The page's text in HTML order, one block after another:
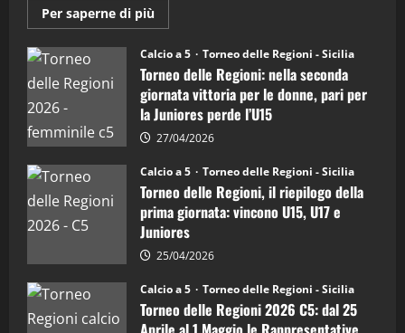
4
(Martedi 14 Aprile 2026)
5
"SportEmpire" in Podcast
“SportEmpire” in Podcast: 26^ Puntata
(Martedi 07 Aprile 2026)
Per saperne di più
informazioni
Torneo
delle
Regioni
di
calcio
a
5:
la
Juniores
è
vicecampione
d’Italia
Calcio a 5 Torneo delle Regioni - Sicilia
Torneo delle Regioni: nella seconda
giornata vittoria per le donne, pari per
la Juniores perde l’U15
27/04/2026
Calcio a 5 Torneo delle Regioni - Sicilia
Torneo delle Regioni, il riepilogo della
prima giornata: vincono U15, U17 e
Juniores
25/04/2026
Calcio a 5 Torneo delle Regioni - Sicilia
Torneo delle Regioni 2026 C5: dal 25